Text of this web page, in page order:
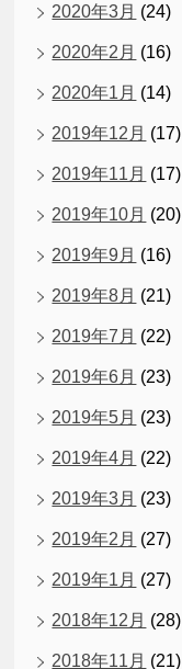
2020年3月 (24)
2020年2月 (16)
2020年1月 (14)
2019年12月 (17)
2019年11月 (17)
2019年10月 (20)
2019年9月 (16)
2019年8月 (21)
2019年7月 (22)
2019年6月 (23)
2019年5月 (23)
2019年4月 (22)
2019年3月 (23)
2019年2月 (27)
2019年1月 (27)
2018年12月 (28)
2018年11月 (21)